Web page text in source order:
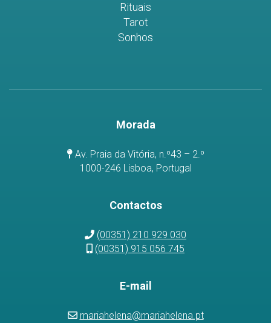
Rituais
Tarot
Sonhos
Morada
Av. Praia da Vitória, n.º43 – 2.º
1000-246 Lisboa, Portugal
Contactos
(00351) 210 929 030
(00351) 915 056 745
E-mail
mariahelena@mariahelena.pt